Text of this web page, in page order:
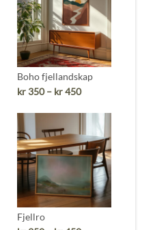
Boho fjellandskap
kr 350 – kr450Prisområde:
til
kr 450
Fjellro